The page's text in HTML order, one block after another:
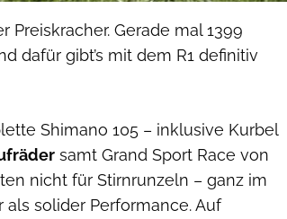
Preiskracher. Gerade mal 1399
dafür gibt’s mit dem R1 definitiv
Shimano 105 – inklusive Kurbel
samt Grand Sport Race von
nicht für Stirnrunzeln – ganz im
solider Performance. Auf